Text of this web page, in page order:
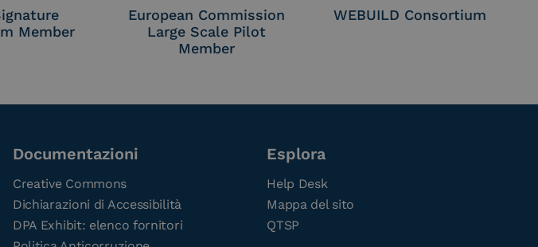
Member
European Commission
Large Scale Pilot
Member
WEBUILD Consortium
Documentazioni
Creative Commons
Dichiarazioni di Accessibilità
DPA Exhibit: elenco fornitori
Esplora
Help Desk
Mappa del sito
QTSP